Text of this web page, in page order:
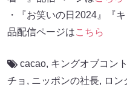
・『お笑いの日2024』『
品配信ページはこちら
cacao, キングオブコン
チョ , ニッポンの社長, ロン